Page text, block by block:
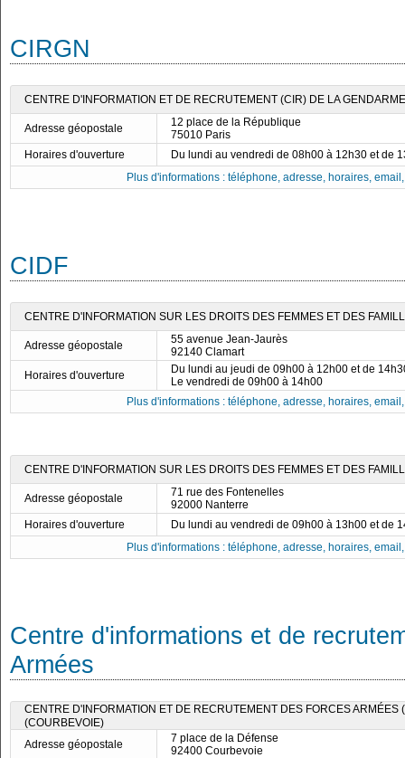
CIRGN
CENTRE D'INFORMATION ET DE RECRUTEMENT (CIR) DE LA
Adresse géopostale
12 place de la République
75010 Paris
Horaires d'ouverture
Du lundi au vendredi de 08h00 à 12h30 et de
Plus d'informations : téléphone, adresse, horaires,
CIDF
CENTRE D'INFORMATION SUR LES DROITS DES FEMMES ET DES
Adresse géopostale
55 avenue Jean-Jaurès
92140 Clamart
Horaires d'ouverture
Du lundi au jeudi de 09h00 à 12h00 et de
Le vendredi de 09h00 à 14h00
Plus d'informations : téléphone, adresse, horaires,
CENTRE D'INFORMATION SUR LES DROITS DES FEMMES ET DES
Adresse géopostale
71 rue des Fontenelles
92000 Nanterre
Horaires d'ouverture
Du lundi au vendredi de 09h00 à 13h00 et de
Plus d'informations : téléphone, adresse, horaires,
Centre d'informations et de
Armées
CENTRE D'INFORMATION ET DE RECRUTEMENT DES FORCES ARMÉES
(COURBEVOIE)
Adresse géopostale
7 place de la Défense
92400 Courbevoie